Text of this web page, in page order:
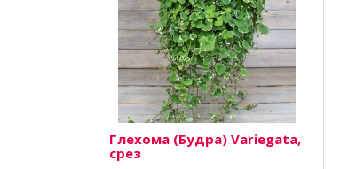
Глехома (Будра) Variegata,
срез